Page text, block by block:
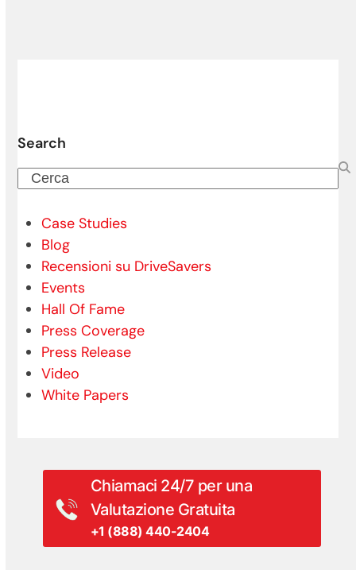
Search
Cerca
Case Studies
Blog
Recensioni su DriveSavers
Events
Hall Of Fame
Press Coverage
Press Release
Video
White Papers
Chiamaci 24/7 per una
Valutazione Gratuita
+1 (888) 440-2404